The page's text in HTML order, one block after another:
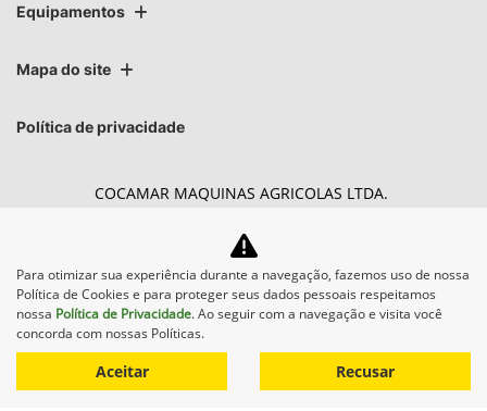
Equipamentos
Mapa do site
Política de privacidade
COCAMAR MAQUINAS AGRICOLAS LTDA.
CNPJ: 02.213.491/0004-27
Desacelere. Seu bem maior é a vida.
Para otimizar sua experiência durante a navegação, fazemos uso de nossa
Política de Cookies e para proteger seus dados pessoais respeitamos
nossa Política de Privacidade. Ao seguir com a navegação e visita você
concorda com nossas Políticas.
Aceitar Recusar